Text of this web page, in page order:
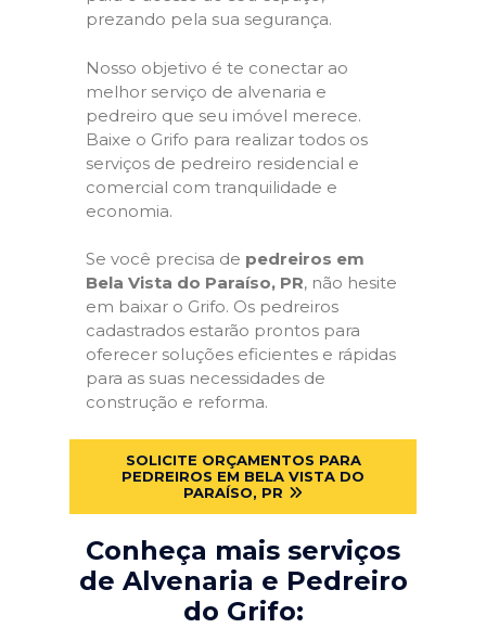
prezando pela sua segurança.
Nosso objetivo é te conectar ao
melhor serviço de alvenaria e
pedreiro que seu imóvel merece.
Baixe o Grifo para realizar todos os
serviços de pedreiro residencial e
comercial com tranquilidade e
economia.
Se você precisa de pedreiros em
Bela Vista do Paraíso, PR, não hesite
em baixar o Grifo. Os pedreiros
cadastrados estarão prontos para
oferecer soluções eficientes e rápidas
para as suas necessidades de
construção e reforma.
SOLICITE ORÇAMENTOS PARA
PEDREIROS EM BELA VISTA DO
PARAÍSO, PR
Conheça mais serviços
de Alvenaria e Pedreiro
do Grifo: